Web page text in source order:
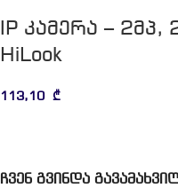
IP კამერა – 2მპ,
HiLook
113,10 ₾
ჩვენ გვინდა